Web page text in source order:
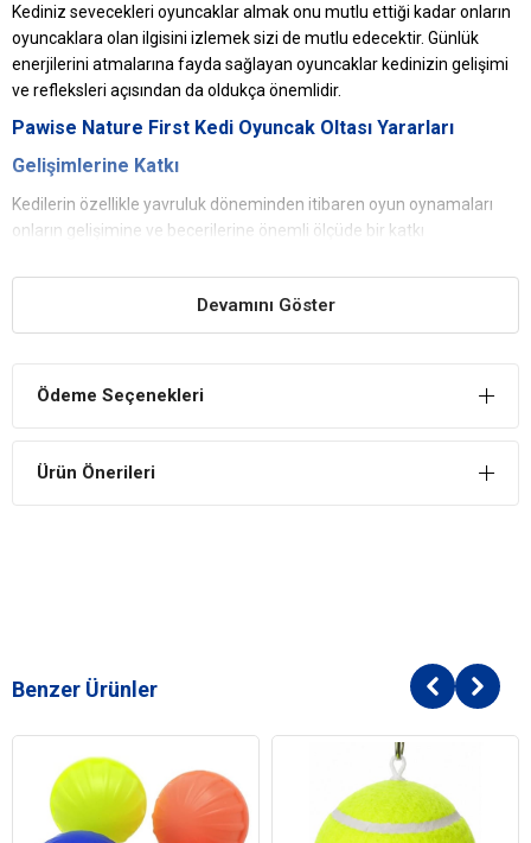
Kediniz sevecekleri oyuncaklar almak onu mutlu ettiği kadar onların
oyuncaklara olan ilgisini izlemek sizi de mutlu edecektir. Günlük
enerjilerini atmalarına fayda sağlayan oyuncaklar kedinizin gelişimi
ve refleksleri açısından da oldukça önemlidir.
Pawise Nature First Kedi Oyuncak Oltası Yararları
Gelişimlerine Katkı
Kedilerin özellikle yavruluk döneminden itibaren oyun oynamaları
onların gelişimine ve becerilerine önemli ölçüde bir katkı
Merak Unsuru Önemli
Kediler doğaları gereği merak ederler ve yeni bir oyuncakları
Mutlu Olurlar
çok mutlu olacaklardır.
Devamını Göster
Ödeme Seçenekleri
Ürün Önerileri
Benzer Ürünler